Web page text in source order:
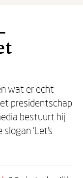
wat er echt
presidentschap
bestuurt hij
slogan ‘Let's